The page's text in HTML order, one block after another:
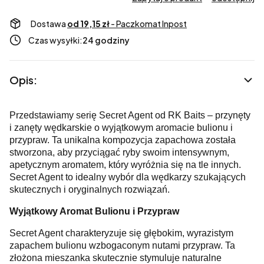
Dostawa od 19,15 zł- Paczkomat Inpost
Czas wysyłki:24 godziny
Opis:
Przedstawiamy serię Secret Agent od RK Baits – przynęty
i zanęty wędkarskie o wyjątkowym aromacie bulionu i
przypraw. Ta unikalna kompozycja zapachowa została
stworzona, aby przyciągać ryby swoim intensywnym,
apetycznym aromatem, który wyróżnia się na tle innych.
Secret Agent to idealny wybór dla wędkarzy szukających
skutecznych i oryginalnych rozwiązań.
Wyjątkowy Aromat Bulionu i Przypraw
Secret Agent charakteryzuje się głębokim, wyrazistym
zapachem bulionu wzbogaconym nutami przypraw. Ta
złożona mieszanka skutecznie stymuluje naturalne